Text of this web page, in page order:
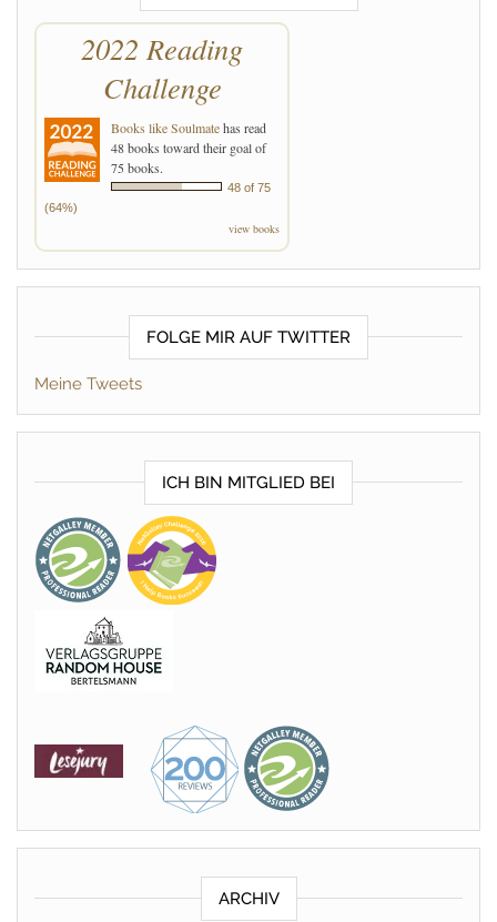
2022 Reading
Challenge
Books like Soulmatehas read
48 books toward their goal of
75 books.
48 of 75
(64%)
view books
FOLGE MIR AUF TWITTER
Meine Tweets
ICH BIN MITGLIED BEI
ARCHIV